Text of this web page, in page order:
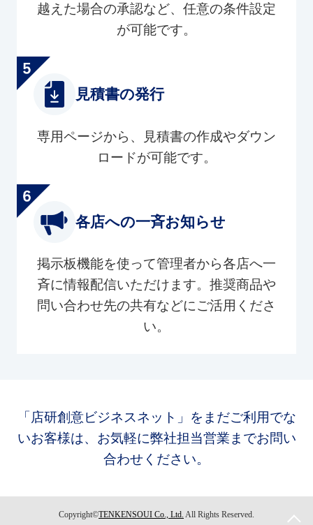
越えた場合の承認など、任意の条件設定
が可能です。
見積書の発行
専用ページから、見積書の作成やダウン
ロードが可能です。
各店への一斉お知らせ
掲示板機能を使って管理者から各店へ一
斉に情報配信いただけます。推奨商品や
問い合わせ先の共有などにご活用くださ
い。
「店研創意ビジネスネット」をまだご利用でな
いお客様は、お気軽に弊社担当営業までお問い
合わせください。
Copyright©TENKENSOUI Co., Ltd. All Rights Reserved.